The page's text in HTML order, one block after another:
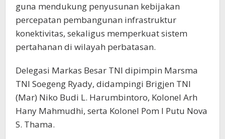
guna mendukung penyusunan kebijakan
percepatan pembangunan infrastruktur
konektivitas, sekaligus memperkuat sistem
pertahanan di wilayah perbatasan.
Delegasi Markas Besar TNI dipimpin Marsma
TNI Soegeng Ryady, didampingi Brigjen TNI
(Mar) Niko Budi L. Harumbintoro, Kolonel Arh
Hany Mahmudhi, serta Kolonel Pom I Putu Nova
S. Thama.